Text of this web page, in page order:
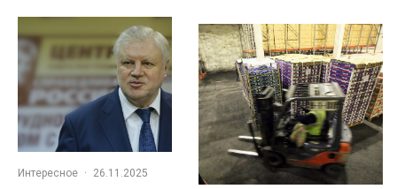
Интересное · 26.11.2025